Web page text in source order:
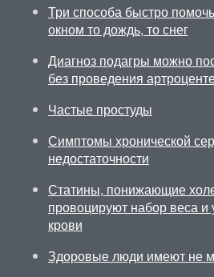
Три способа быстро
окном то дождь, то снег
Диагноз подагры можно
без проведения
Частые простуды
Симптомы хронической
недостаточности
Статины, понижающие
провоцируют набор веса и
крови
Здоровые люди имеют не